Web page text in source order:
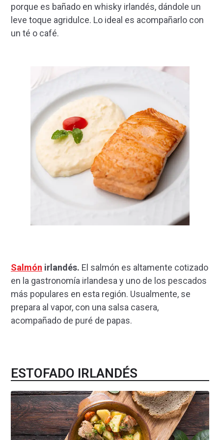
porque es bañado en whisky irlandés, dándole un
leve toque agridulce. Lo ideal es acompañarlo con
un té o café.
Salmón irlandés. El salmón es altamente cotizado
en la gastronomía irlandesa y uno de los pescados
más populares en esta región. Usualmente, se
prepara al vapor, con una salsa casera,
acompañado de puré de papas.
ESTOFADO IRLANDÉS